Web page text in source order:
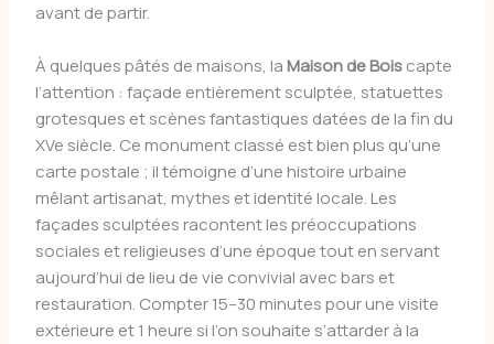
avant de partir.
À quelques pâtés de maisons, la Maison de Boiscapte
l’attention : façade entièrement sculptée, statuettes
grotesques et scènes fantastiques datées de la fin du
XVe siècle. Ce monument classé est bien plus qu’une
carte postale ; il témoigne d’une histoire urbaine
mêlant artisanat, mythes et identité locale. Les
façades sculptées racontent les préoccupations
sociales et religieuses d’une époque tout en servant
aujourd’hui de lieu de vie convivial avec bars et
restauration. Compter 15–30 minutes pour une visite
extérieure et 1 heure si l’on souhaite s’attarder à la